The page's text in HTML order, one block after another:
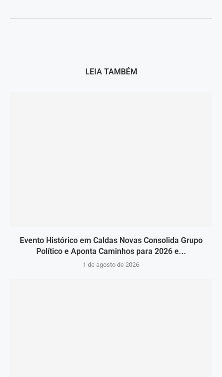
LEIA TAMBÉM
Evento Histórico em Caldas Novas Consolida Grupo
Político e Aponta Caminhos para 2026 e...
1 de agosto de 2026